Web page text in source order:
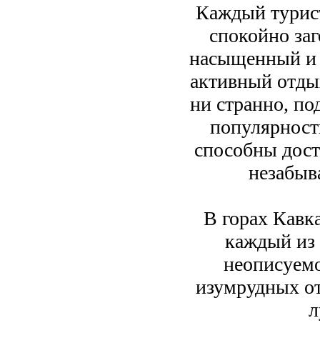
Каждый
спокойно
насыщенный и
активный
ни странно,
способны
В горах
каждый из
изумрудных